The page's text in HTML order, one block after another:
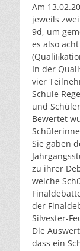
Am
jeweils
9d, um
es also
In der
vier
Schule
und
Bewertet
Sie gaben
zu ihrer
welche
der
Silvester-
Die
dass ein